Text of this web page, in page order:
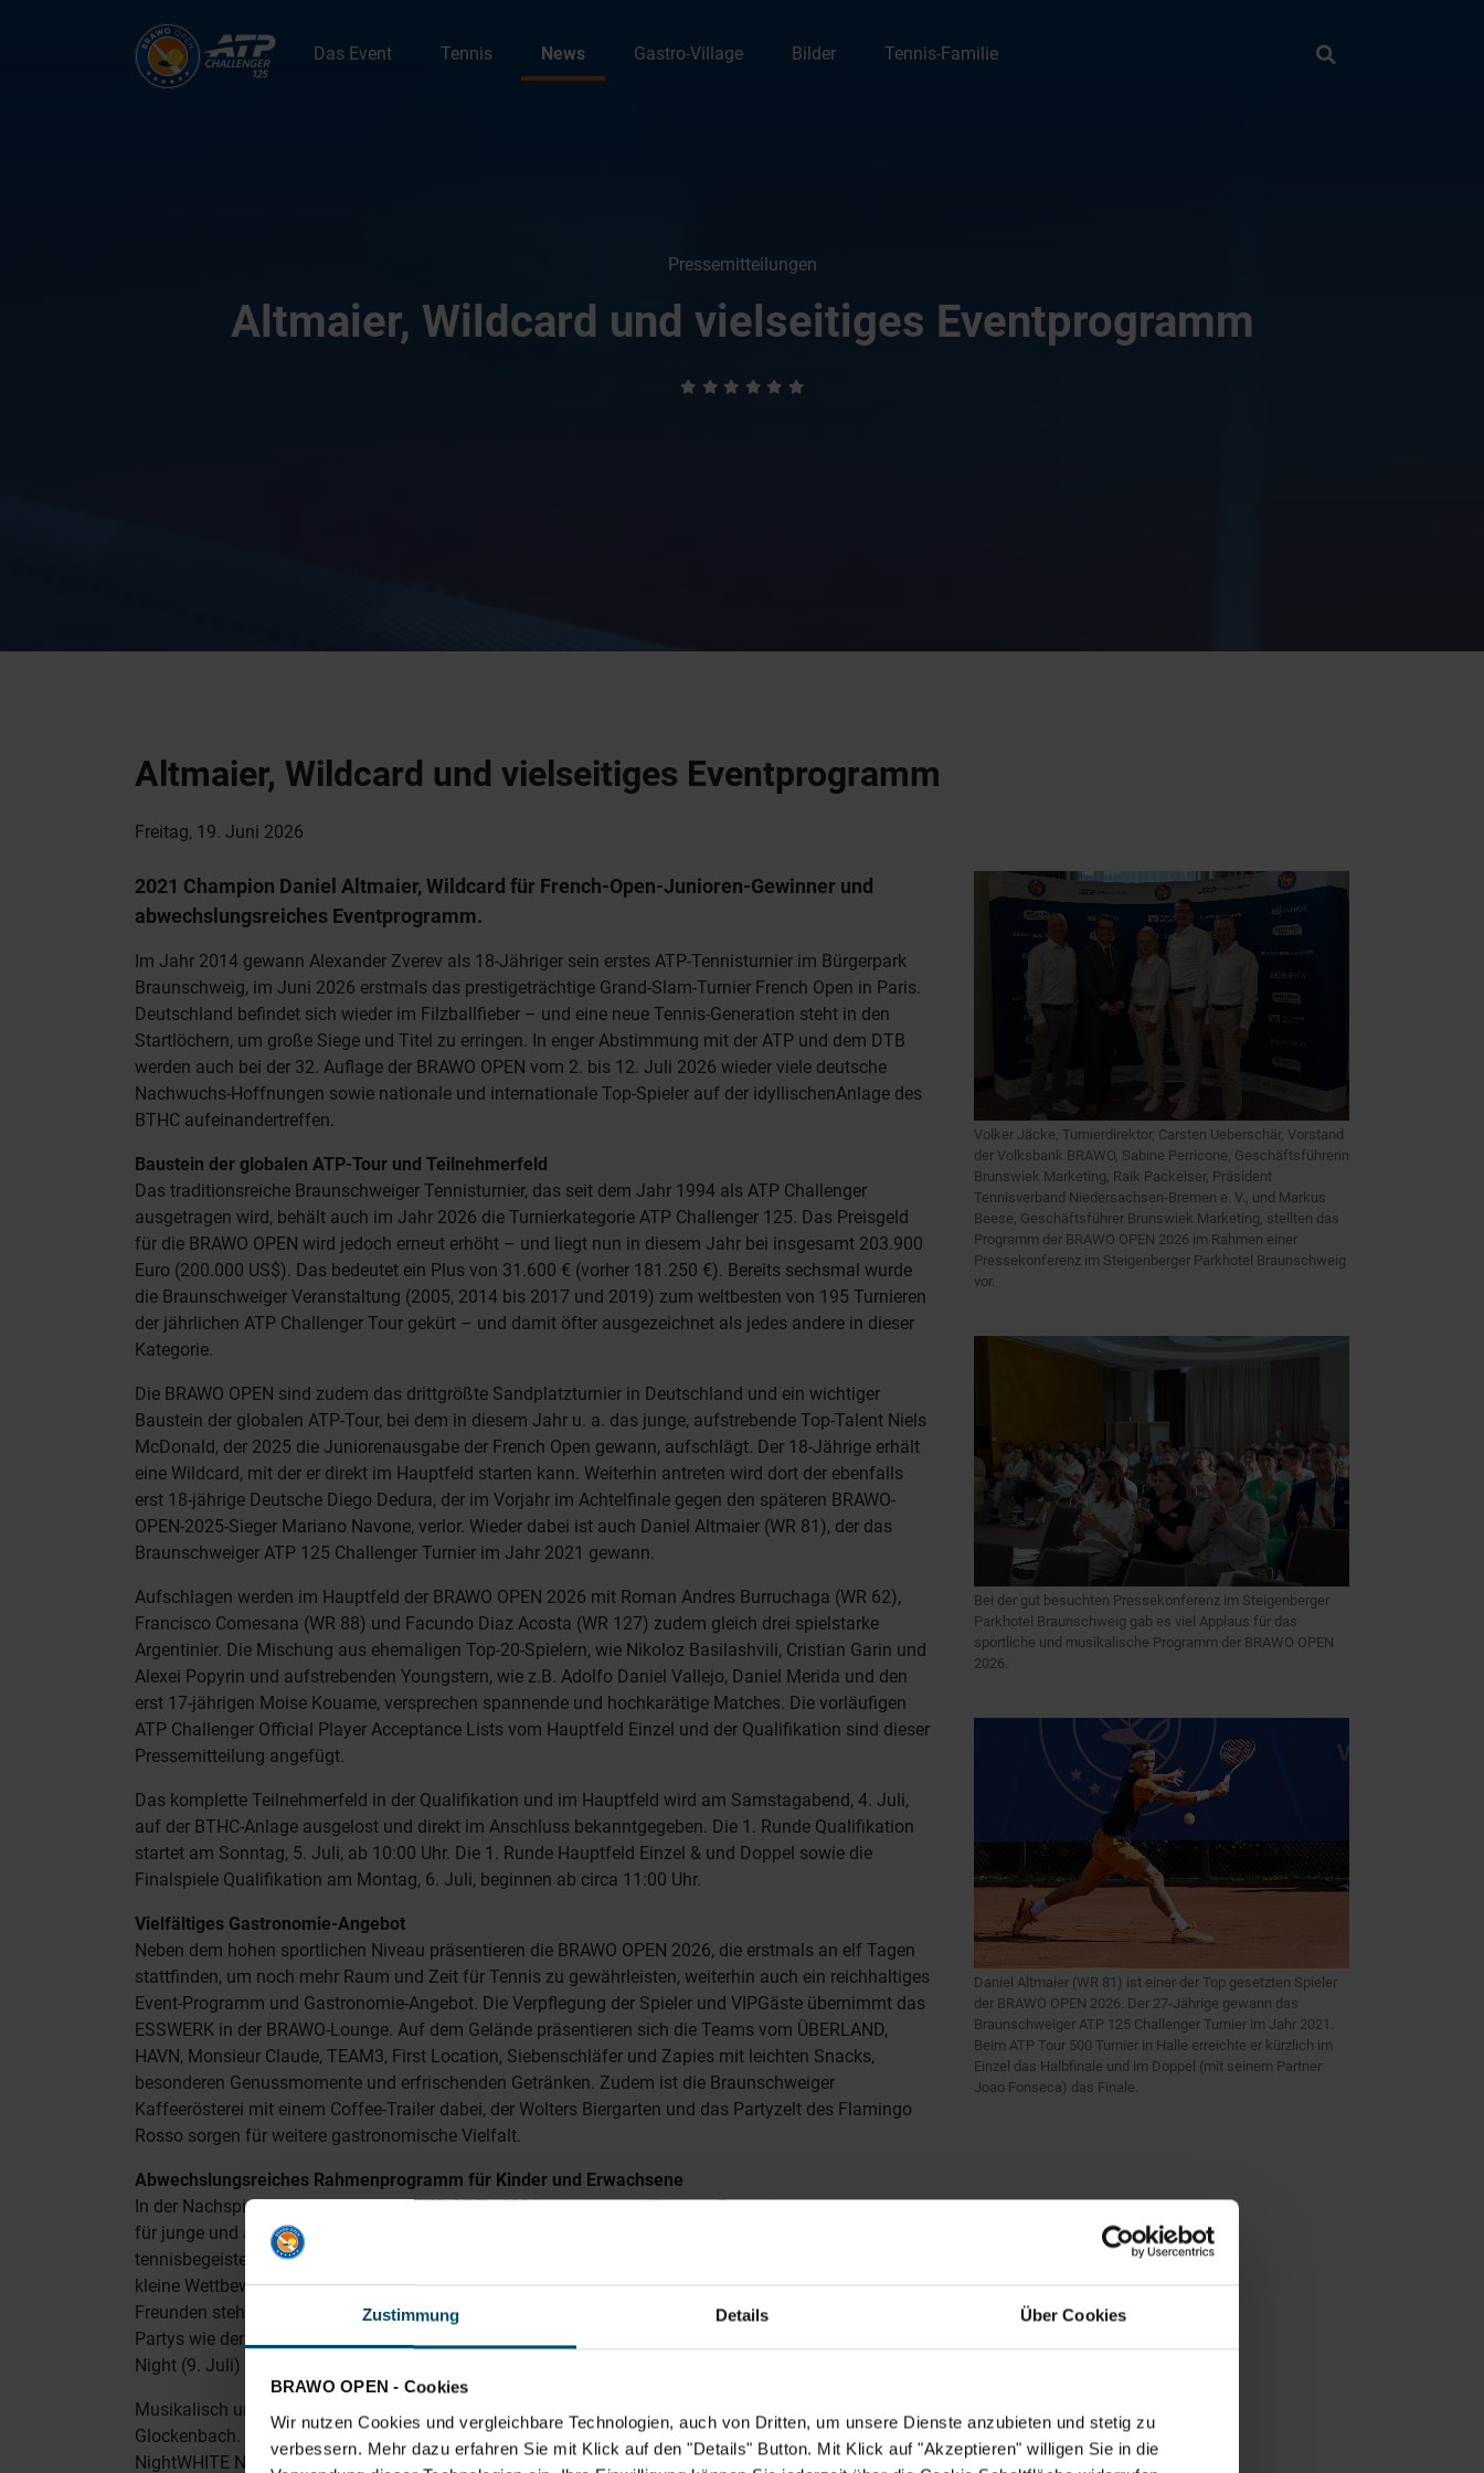
Zustimmung Details Über Cookies
BRAWO OPEN - Cookies
Wir nutzen Cookies und vergleichbare Technologien, auch von Dritten, um unsere Dienste anzubieten und stetig zu
verbessern. Mehr dazu erfahren Sie mit Klick auf den "Details" Button. Mit Klick auf "Akzeptieren" willigen Sie in die
Das Event
Tennis News Gastro-Village Bilder Tennis-Familie Suche
Pressemitteilungen
Altmaier, Wildcard und vielseitiges Eventprogramm
Altmaier, Wildcard und vielseitiges Eventprogramm
Freitag, 19. Juni 2026
2021 Champion Daniel Altmaier, Wildcard für French-Open-Junioren-Gewinner und
abwechslungsreiches Eventprogramm.
Im Jahr 2014 gewann Alexander Zverev als 18-Jähriger sein erstes ATP-Tennisturnier im Bürgerpark
Braunschweig, im Juni 2026 erstmals das prestigeträchtige Grand-Slam-Turnier French Open in Paris.
Deutschland befindet sich wieder im Filzballfieber – und eine neue Tennis-Generation steht in den
Startlöchern, um große Siege und Titel zu erringen. In enger Abstimmung mit der ATP und dem DTB
werden auch bei der 32. Auflage der BRAWO OPEN vom 2. bis 12. Juli 2026 wieder viele deutsche
Nachwuchs-Hoffnungen sowie nationale und internationale Top-Spieler auf der idyllischenAnlage des
BTHC aufeinandertreffen.
Baustein der globalen ATP-Tour und Teilnehmerfeld
Das traditionsreiche Braunschweiger Tennisturnier, das seit dem Jahr 1994 als ATP Challenger
ausgetragen wird, behält auch im Jahr 2026 die Turnierkategorie ATP Challenger 125. Das Preisgeld
für die BRAWO OPEN wird jedoch erneut erhöht – und liegt nun in diesem Jahr bei insgesamt 203.900
Euro (200.000 US$). Das bedeutet ein Plus von 31.600 € (vorher 181.250 €). Bereits sechsmal wurde
die Braunschweiger Veranstaltung (2005, 2014 bis 2017 und 2019) zum weltbesten von 195 Turnieren
der jährlichen ATP Challenger Tour gekürt – und damit öfter ausgezeichnet als jedes andere in dieser
Kategorie.
Die BRAWO OPEN sind zudem das drittgrößte Sandplatzturnier in Deutschland und ein wichtiger
Baustein der globalen ATP-Tour, bei dem in diesem Jahr u. a. das junge, aufstrebende Top-Talent Niels
McDonald, der 2025 die Juniorenausgabe der French Open gewann, aufschlägt. Der 18-Jährige erhält
eine Wildcard, mit der er direkt im Hauptfeld starten kann. Weiterhin antreten wird dort der ebenfalls
erst 18-jährige Deutsche Diego Dedura, der im Vorjahr im Achtelfinale gegen den späteren BRAWO-
OPEN-2025-Sieger Mariano Navone, verlor. Wieder dabei ist auch Daniel Altmaier (WR 81), der das
Braunschweiger ATP 125 Challenger Turnier im Jahr 2021 gewann.
Aufschlagen werden im Hauptfeld der BRAWO OPEN 2026 mit Roman Andres Burruchaga (WR 62),
Francisco Comesana (WR 88) und Facundo Diaz Acosta (WR 127) zudem gleich drei spielstarke
Argentinier. Die Mischung aus ehemaligen Top-20-Spielern, wie Nikoloz Basilashvili, Cristian Garin und
Alexei Popyrin und aufstrebenden Youngstern, wie z.B. Adolfo Daniel Vallejo, Daniel Merida und den
erst 17-jährigen Moise Kouame, versprechen spannende und hochkarätige Matches. Die vorläufigen
ATP Challenger Official Player Acceptance Lists vom Hauptfeld Einzel und der Qualifikation sind dieser
Pressemitteilung angefügt.
Das komplette Teilnehmerfeld in der Qualifikation und im Hauptfeld wird am Samstagabend, 4. Juli,
auf der BTHC-Anlage ausgelost und direkt im Anschluss bekanntgegeben. Die 1. Runde Qualifikation
startet am Sonntag, 5. Juli, ab 10:00 Uhr. Die 1. Runde Hauptfeld Einzel & und Doppel sowie die
Finalspiele Qualifikation am Montag, 6. Juli, beginnen ab circa 11:00 Uhr.
Vielfältiges Gastronomie-Angebot
Neben dem hohen sportlichen Niveau präsentieren die BRAWO OPEN 2026, die erstmals an elf Tagen
stattfinden, um noch mehr Raum und Zeit für Tennis zu gewährleisten, weiterhin auch ein reichhaltiges
Event-Programm und Gastronomie-Angebot. Die Verpflegung der Spieler und VIPGäste übernimmt das
ESSWERK in der BRAWO-Lounge. Auf dem Gelände präsentieren sich die Teams vom ÜBERLAND,
HAVN, Monsieur Claude, TEAM3, First Location, Siebenschläfer und Zapies mit leichten Snacks,
besonderen Genussmomente und erfrischenden Getränken. Zudem ist die Braunschweiger
Kaffeerösterei mit einem Coffee-Trailer dabei, der Wolters Biergarten und das Partyzelt des Flamingo
Rosso sorgen für weitere gastronomische Vielfalt.
Abwechslungsreiches Rahmenprogramm für Kinder und Erwachsene
In der Nachspielzeit punkten die BRAWO OPEN 2026 mit einem vielfältigen Entertainmentprogramm
für junge und ältere Besucher. Beim Sport-Thieme Kids Day powered by TNB am 4. Juli können
tennisbegeisterte Nachwuchsspielerinnen und -spieler mit den Profis trainieren. Bewegungsspiele,
kleine Wettbewerbe und ein Treffen mit dem bekannten gelben Zeichentrickschwamm und seinen
Freunden stehen beim United Kids Foundations Familientag am 5. Juli an. Die Erwachsenen feiern bei
Partys wie der WHITE NIGHT After Work Party (2. Juli), den Sommer Wies´n (7. Juli) und der Ladies
Night (9. Juli) auf dem weitläufigen BTHC-Gelände.
Musikalisch und dynamisch eröffnet werden die 32. BRAWO OPEN am Donnerstag, 2. Juli 2026, mit
Glockenbach. Das Münchener DJ- und Produzentenprojekt wird im Rahmen der After-Work White
NightWHITE NIGHT u. a. goldprämierte Electronic-Dance-Hits wie „Redlight“ und „Brooklyn“ spielen.
Volker Jäcke, Turnierdirektor, Carsten Ueberschär, Vorstand
der Volksbank BRAWO, Sabine Perricone, Geschäftsführerin
Brunswiek Marketing, Raik Packeiser, Präsident
Tennisverband Niedersachsen-Bremen e. V., und Markus
Beese, Geschäftsführer Brunswiek Marketing, stellten das
Programm der BRAWO OPEN 2026 im Rahmen einer
Pressekonferenz im Steigenberger Parkhotel Braunschweig
vor.
Bei der gut besuchten Pressekonferenz im Steigenberger
Parkhotel Braunschweig gab es viel Applaus für das
sportliche und musikalische Programm der BRAWO OPEN
2026.
Daniel Altmaier (WR 81) ist einer der Top gesetzten Spieler
der BRAWO OPEN 2026. Der 27-Jährige gewann das
Braunschweiger ATP 125 Challenger Turnier im Jahr 2021.
Beim ATP Tour 500 Turnier in Halle erreichte er kürzlich im
Einzel das Halbfinale und im Doppel (mit seinem Partner
Joao Fonseca) das Finale.